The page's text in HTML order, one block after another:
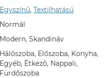
Egyszínű, Textilhatású
Normál
Modern, Skandináv
Hálószoba, Előszoba, Konyha,
Egyéb, Étkező, Nappali,
Fürdőszoba